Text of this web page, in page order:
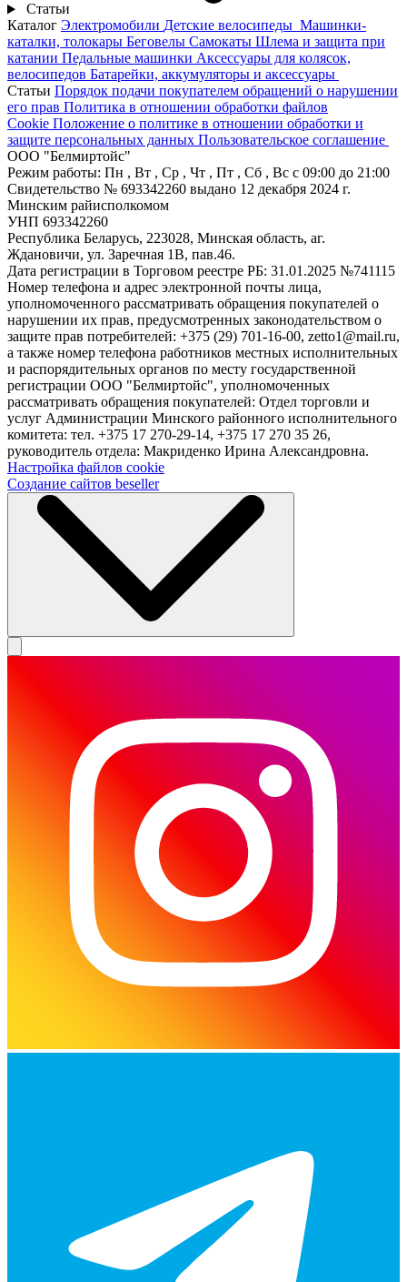
Статьи
Каталог Электромобили Детские велосипеды Машинки-
каталки, толокары Беговелы Самокаты Шлема и защита при
катании Педальные машинки Аксессуары для колясок,
велосипедов Батарейки, аккумуляторы и аксессуары
Статьи Порядок подачи покупателем обращений о нарушении
его прав Политика в отношении обработки файлов
Cookie Положение о политике в отношении обработки и
защите персональных данных Пользовательское соглашение
ООО "Белмиртойс"
Режим работы: Пн , Вт , Ср , Чт , Пт , Сб , Вс c 09:00 до 21:00
Свидетельство № 693342260 выдано 12 декабря 2024 г.
Минским райисполкомом
УНП 693342260
Республика Беларусь, 223028, Минская область, аг.
Ждановичи, ул. Заречная 1В, пав.46.
Дата регистрации в Торговом реестре РБ: 31.01.2025 №741115
Номер телефона и адрес электронной почты лица,
уполномоченного рассматривать обращения покупателей о
нарушении их прав, предусмотренных законодательством о
защите прав потребителей: +375 (29) 701-16-00, zetto1@mail.ru,
а также номер телефона работников местных исполнительных
и распорядительных органов по месту государственной
регистрации ООО "Белмиртойс", уполномоченных
рассматривать обращения покупателей: Отдел торговли и
услуг Администрации Минского районного исполнительного
комитета: тел. +375 17 270-29-14, +375 17 270 35 26,
руководитель отдела: Макриденко Ирина Александровна.
Настройка файлов cookie
Создание сайтов beseller